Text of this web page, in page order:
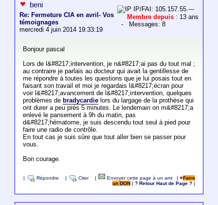
beni
Re: Fermeture CIA en avril- Vos
témoignages
mercredi 4 juin 2014 19:33:19
IP/FAI: 105.157.55.---
Membre depuis : 13 ans
- Messages: 8
Bonjour pascal
Lors de l&#8217;intervention, je n&#8217;ai pas du tout mal ;
au contraire je parlais au docteur qui avait la gentillesse de
me répondre à toutes les questions que je lui posais tout en
faisant son travail et moi je regardais l&#8217;écran pour
voir l&#8217;avancement de l&#8217;intervention, quelques
problèmes de bradycardielors du largage de la prothèse qui
ont durer a peu prés 5 minutes. Le lendemain on m&#8217;a
enlevé le pansement à 9h du matin, pas
d&#8217;hématome, je suis descendu tout seul à pied pour
faire une radio de contrôle.
En tout cas je suis sûre que tout aller bien se passer pour
vous.
Bon courage.
Répondre Citer Envoyer cette page à un ami |
Faire
un DON
|? Retour Haut de Page ?